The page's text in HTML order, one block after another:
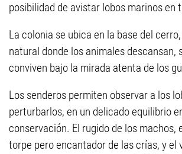
posibilidad de avistar lobos marinos en
La colonia se ubica en la base del
natural donde los animales descansan,
conviven bajo la mirada atenta de los
Los senderos permiten observar a los
perturbarlos, en un delicado equilibrio
conservación. El rugido de los machos,
torpe pero encantador de las crías, y el